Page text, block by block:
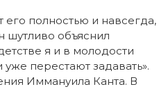
полностью и навсегда,
объяснил
я и в молодости
перестают задавать».
Иммануила Канта. В